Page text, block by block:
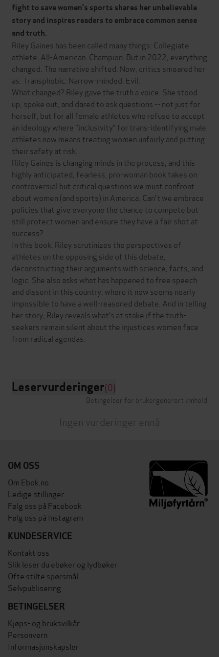
fight to save women's sports shares her unbelievable
story and inspires readers to embrace common sense
and truth.
Riley Gaines has been called many things: Collegiate
athlete. All-American. Champion. But in 2022, everything
changed. The narrative shifted. Now, critics smeared her
as: Transphobic. Narrow-minded. Evil.
What changed? Riley gave the truth a voice. She stood
up, spoke out, and dared to ask questions -- not just for
herself, but for all female athletes who refuse to accept
an ideology where "inclusivity" for trans-identifying male
athletes now means treating women unfairly and putting
their safety at risk.
Riley Gaines is changing minds in the process, and this
highly anticipated, fearless, pro-woman book takes on
controversial but critical questions we must confront
about women (and sports) in America. Can't we embrace
policies that give everyone the chance to compete but
still protect women and ensure they have a fair shot at
success?
In this book, Riley scrutinizes the perspectives of
athletes on the opposing side of this debate,
deconstructing their arguments with science, facts, and
logic. She also asks what has happened to free speech
and dissent in this country, where it now seems nearly
impossible to have a well-reasoned debate. And in telling
her story, Riley reveals what’s at stake if the truth-
seekers remain silent about the injustices women face
from radical agendas.
Leservurderinger(0)
Betingelser for brukergenerert innhold
Ingen vurderinger ennå
OM OSS
Om Ebok.no
Ledige stillinger
Følg oss på Facebook
Følg oss på Instagram
KUNDESERVICE
Kontakt oss
Slik leser du ebøker og lydbøker
Ofte stilte spørsmål
Selvpublisering
BETINGELSER
Kjøps- og bruksvilkår
Personvern
Informasjonskapsler